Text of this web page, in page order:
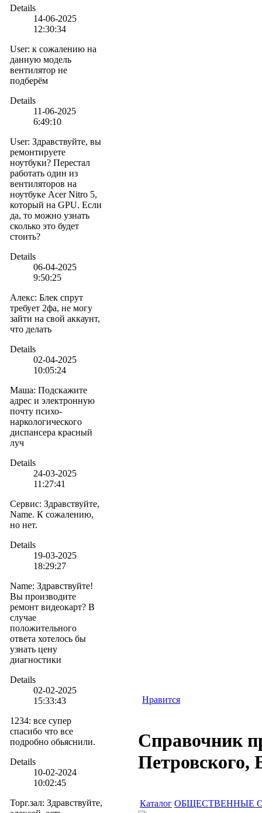
Details
14-06-2025
12:30:34
User: к сожалению на
данную модель
вентилятор не
подберём
Details
11-06-2025
6:49:10
User: Здравствуйте, вы
ремонтируете
ноутбуки? Перестал
работать один из
вентиляторов на
ноутбуке Acer Nitro 5,
который на GPU. Если
да, то можно узнать
сколько это будет
стоить?
Details
06-04-2025
9:50:25
Алекс: Блек спрут
требует 2фа, не могу
зайти на свой аккаунт,
что делать
Details
02-04-2025
10:05:24
Маша: Подскажите
адрес и электронную
почту психо-
наркологического
диспансера красный
луч
Details
24-03-2025
11:27:41
Сервис: Здравствуйте,
Name. К сожалению,
но нет.
Details
19-03-2025
18:29:27
Name: Здравствуйте!
Вы производите
ремонт видеокарт? В
случае
положительного
ответа хотелось бы
узнать цену
диагностики
Details
02-02-2025
15:33:43
1234: все супер
спасибо что все
подробно обьяснили.
Details
10-02-2024
10:02:45
Торг.зал: Здравствуйте,
Нравится
Справочник
Петровского,
Каталог ОБЩЕСТВЕННЫЕ